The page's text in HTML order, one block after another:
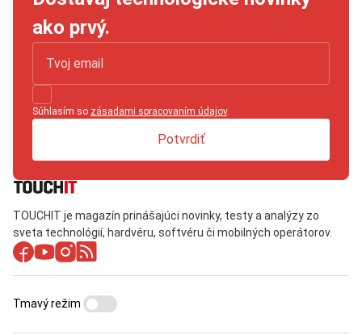
ako prvý.
Súhlasím so zásadami spracovaním údajov.
Potvrdiť
TOUCHIT je magazín prinášajúci novinky, testy a analýzy zo
sveta technológií, hardvéru, softvéru či mobilných operátorov.
Tmavý režim